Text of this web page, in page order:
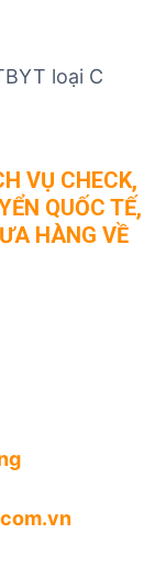
loại C
VỤ CHECK,
QUỐC TẾ,
HÀNG VỀ